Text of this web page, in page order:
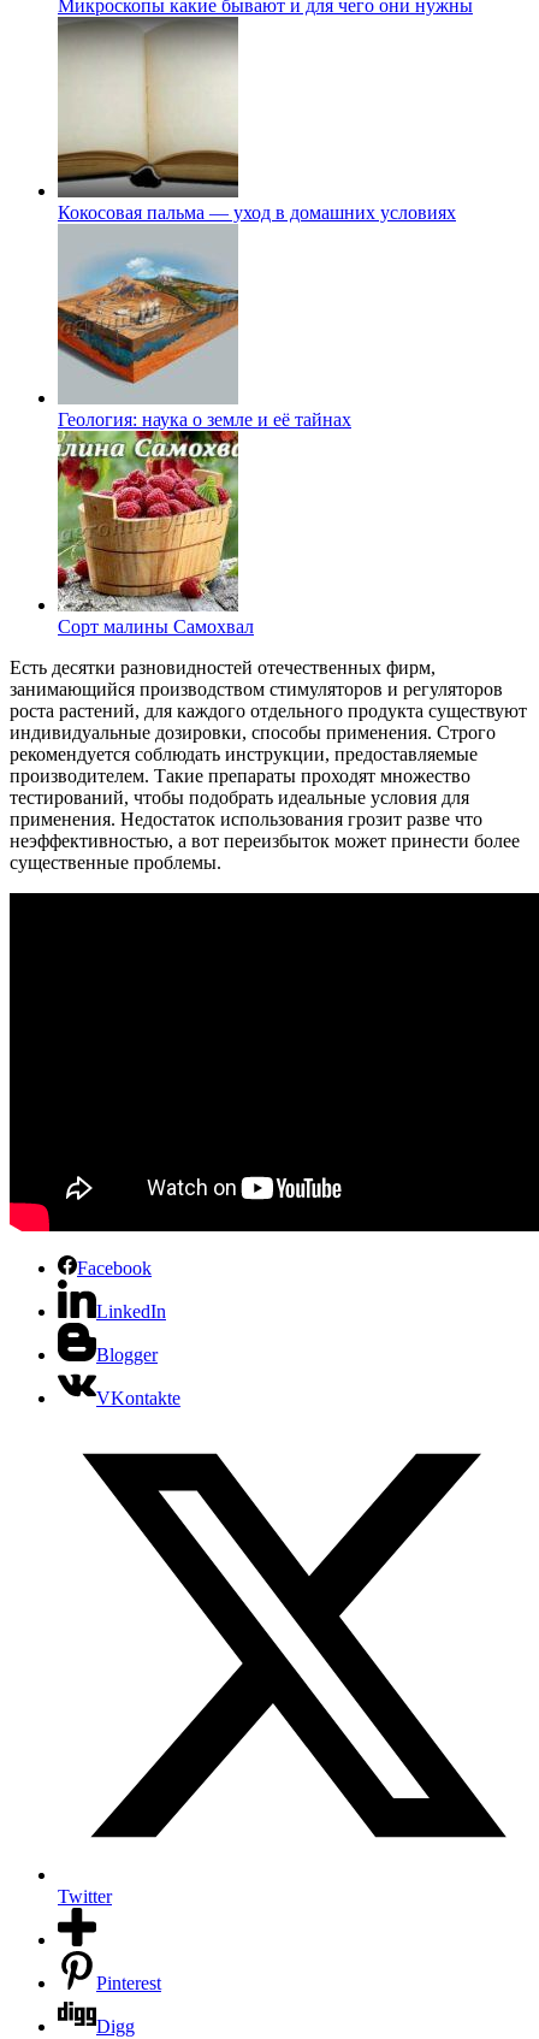
Микроскопы какие бывают и для чего они нужны
Кокосовая пальма — уход в домашних условиях
Геология: наука о земле и её тайнах
Сорт малины Самохвал
Есть десятки разновидностей отечественных фирм,
занимающийся производством стимуляторов и регуляторов
роста растений, для каждого отдельного продукта существуют
индивидуальные дозировки, способы применения. Строго
рекомендуется соблюдать инструкции, предоставляемые
производителем. Такие препараты проходят множество
тестирований, чтобы подобрать идеальные условия для
применения. Недостаток использования грозит разве что
неэффективностью, а вот переизбыток может принести более
существенные проблемы.
Facebook
LinkedIn
Blogger
VKontakte
Twitter
Pinterest
Digg